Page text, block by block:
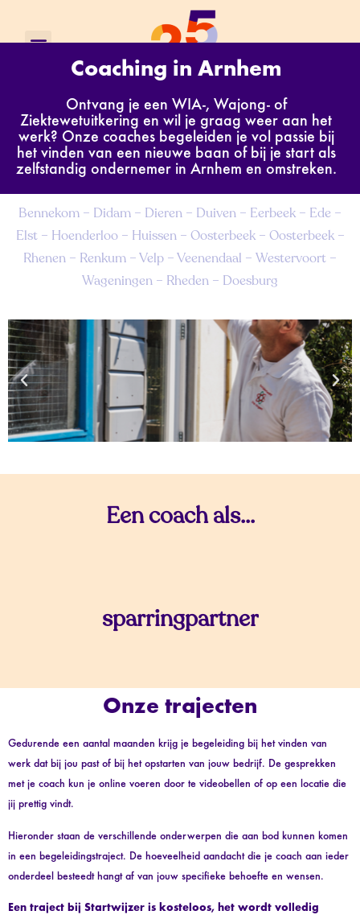
Coaching in Arnhem
Ontvang je een WIA-, Wajong- of
Ziektewetuitkering en wil je graag weer aan het
werk? Onze coaches begeleiden je vol passie bij
het vinden van een nieuwe baan of bij je start als
zelfstandig ondernemer in Arnhem en omstreken.
Bennekom – Didam – Dieren – Duiven – Eerbeek – Ede –
Elst – Hoenderloo – Huissen – Oosterbeek – Oosterbeek –
Rhenen – Renkum – Velp – Veenendaal – Westervoort –
Wageningen – Rheden – Doesburg
Een coach als...
sparringpartner
Onze trajecten
Gedurende een aantal maanden krijg je begeleiding bij het vinden van
werk dat bij jou past of bij het opstarten van jouw bedrijf. De gesprekken
met je coach kun je online voeren door te videobellen of op een locatie die
jij prettig vindt.
Hieronder staan de verschillende onderwerpen die aan bod kunnen komen
in een begeleidingstraject. De hoeveelheid aandacht die je coach aan ieder
onderdeel besteedt hangt af van jouw specifieke behoefte en wensen.
Een traject bij Startwijzer is kosteloos, het wordt volledig